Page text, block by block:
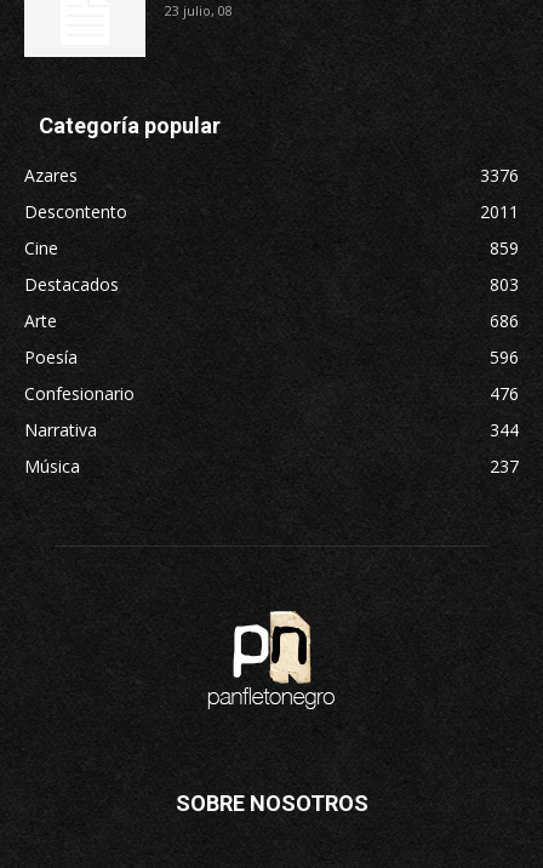
23 julio, 08
Categoría popular
Azares
3376
Descontento
2011
Cine
859
Destacados
803
Arte
686
Poesía
596
Confesionario
476
Narrativa
344
Música
237
SOBRE NOSOTROS